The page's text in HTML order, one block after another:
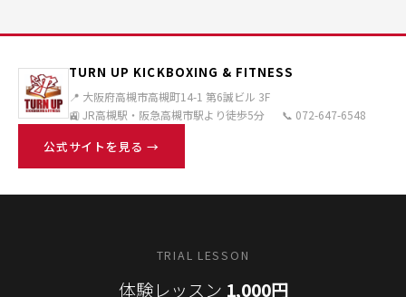
TURN UP KICKBOXING & FITNESS
📍 大阪府高槻市高槻町14-1 第6誠ビル 3F
🚉 JR高槻駅・阪急高槻市駅より徒歩5分
📞 072-647-6548
公式サイトを見る →
TRIAL LESSON
体験レッスン 1,000円